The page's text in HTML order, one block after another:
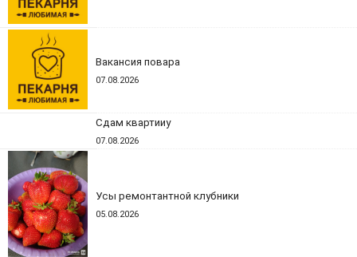
Вакансия повара
07.08.2026
Сдам квартииу
07.08.2026
Усы ремонтантной клубники
05.08.2026